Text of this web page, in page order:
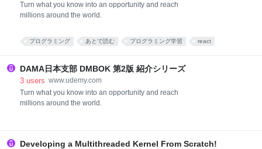
Turn what you know into an opportunity and reach
millions around the world.
プログラミング あとで読む プログラミング学習 react
DAMA日本支部 DMBOK 第2版 紹介シリーズ
3 users www.udemy.com
Turn what you know into an opportunity and reach
millions around the world.
Developing a Multithreaded Kernel From Scratch!